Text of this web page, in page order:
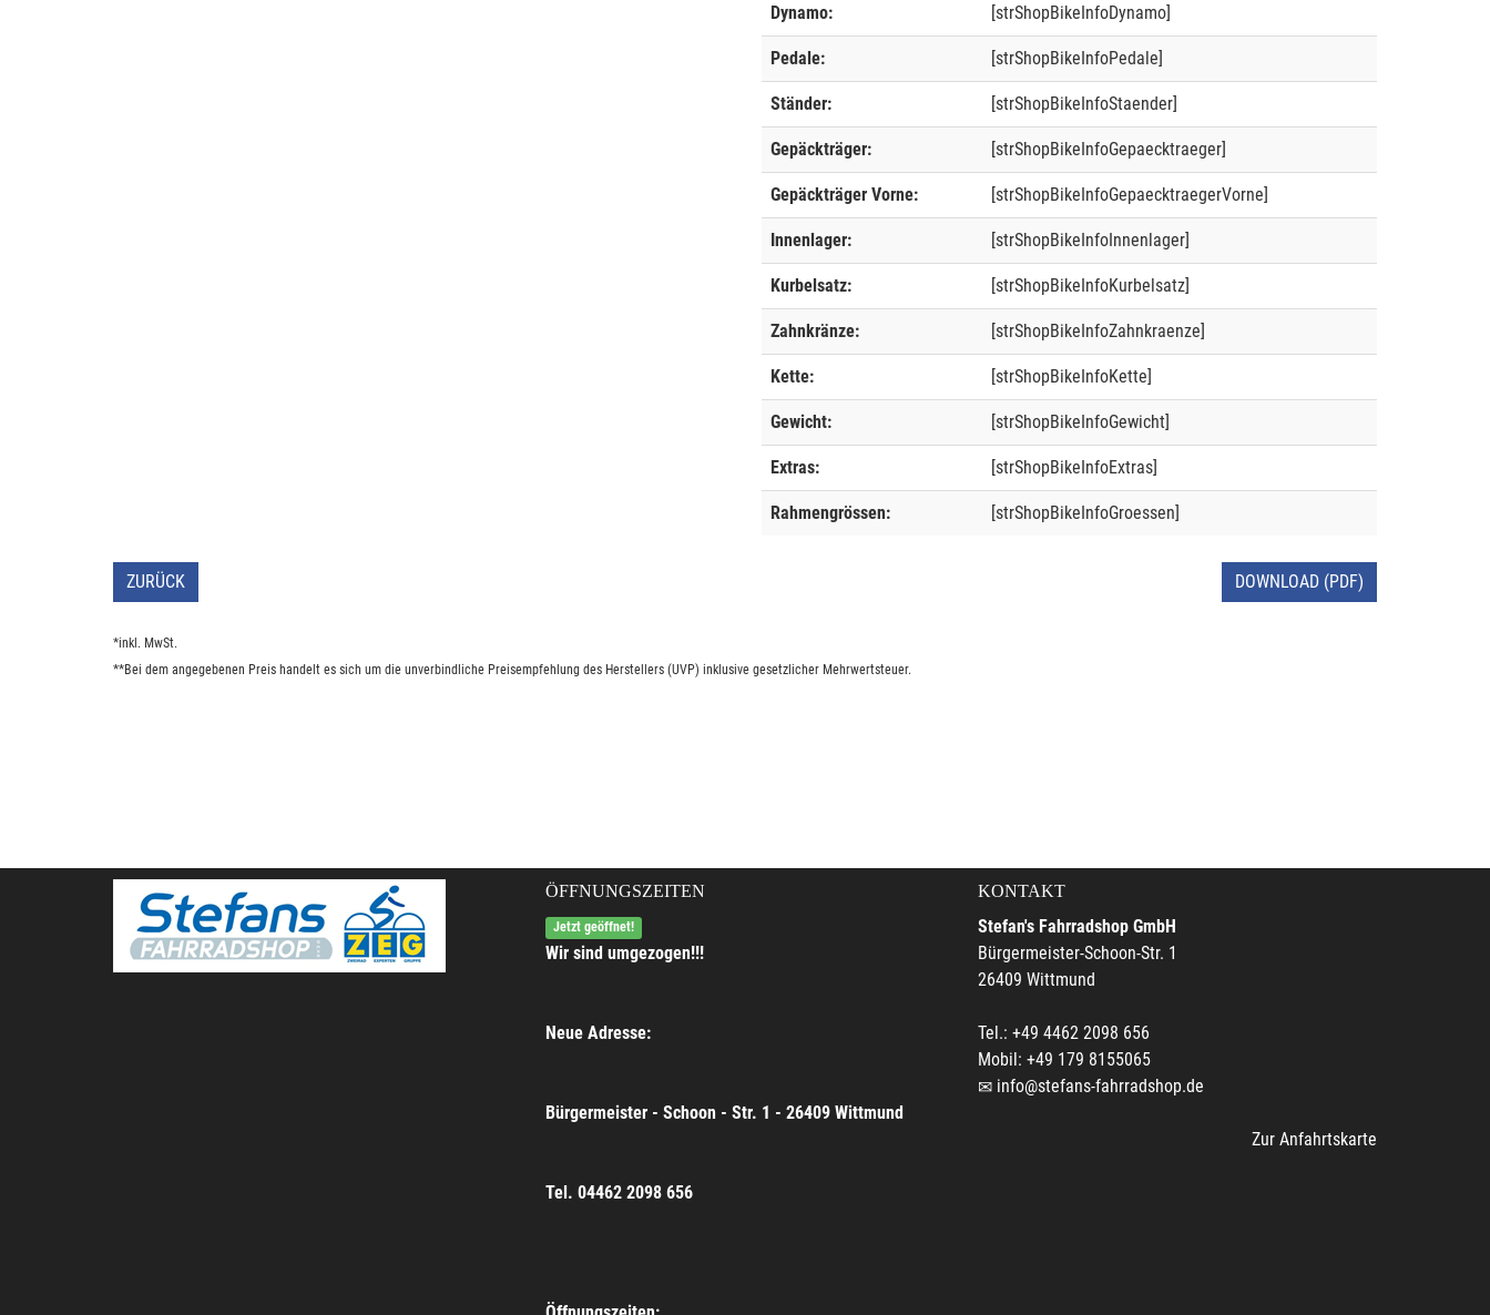
Dynamo: [strShopBikeInfoDynamo]
Pedale: [strShopBikeInfoPedale]
Ständer: [strShopBikeInfoStaender]
Gepäckträger: [strShopBikeInfoGepaecktraeger]
Gepäckträger Vorne: [strShopBikeInfoGepaecktraegerVorne]
Innenlager: [strShopBikeInfoInnenlager]
Kurbelsatz: [strShopBikeInfoKurbelsatz]
Zahnkränze: [strShopBikeInfoZahnkraenze]
Kette: [strShopBikeInfoKette]
Gewicht: [strShopBikeInfoGewicht]
Extras: [strShopBikeInfoExtras]
Rahmengrössen: [strShopBikeInfoGroessen]
ZURÜCK DOWNLOAD (PDF)
*inkl. MwSt.
**Bei dem angegebenen Preis handelt es sich um die unverbindliche Preisempfehlung des Herstellers (UVP) inklusive gesetzlicher Mehrwertsteuer.
ÖFFNUNGSZEITEN
Jetzt geöffnet!
Wir sind umgezogen!!!
Neue Adresse:
Bürgermeister - Schoon - Str. 1 - 26409 Wittmund
Tel. 04462 2098 656
KONTAKT
Stefan's Fahrradshop GmbH
Bürgermeister-Schoon-Str. 1
26409 Wittmund
Tel.: +49 4462 2098 656
Mobil: +49 179 8155065
info@stefans-fahrradshop.de
Zur Anfahrtskarte